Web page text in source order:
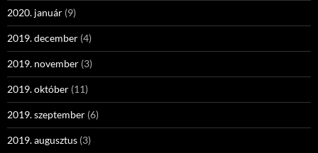
2020. január (9)
2019. december (4)
2019. november (3)
2019. október (11)
2019. szeptember (6)
2019. augusztus (3)